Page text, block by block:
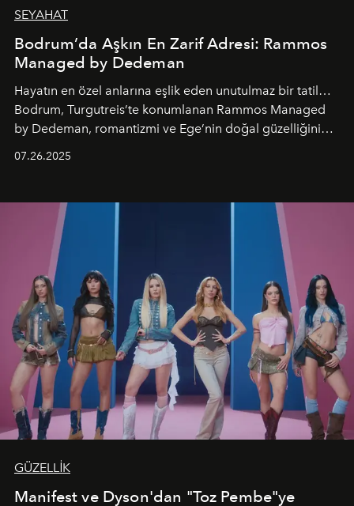
SEYAHAT
Bodrum’da Aşkın En Zarif Adresi: Rammos
Managed by Dedeman
Hayatın en özel anlarına eşlik eden unutulmaz bir tatil…
Bodrum, Turgutreis’te konumlanan Rammos Managed
by Dedeman, romantizmi ve Ege’nin doğal güzelliğini
07.26.2025
GÜZELLİK
Manifest ve Dyson'dan "Toz Pembe"ye